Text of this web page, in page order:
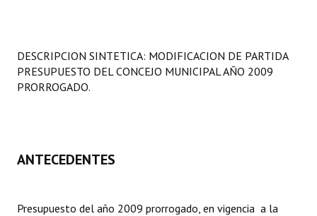
LEGISLACIÓN
Carta Orgánica 2007
DESCRIPCION SINTETICA: MODIFICACION DE PARTIDA
PRESUPUESTO DEL CONCEJO MUNICIPAL AÑO 2009
PRORROGADO.
ANTECEDENTES
Presupuesto del año 2009 prorrogado, en vigencia a la